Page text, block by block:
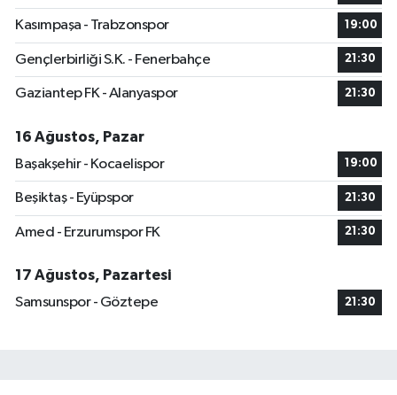
Kasımpaşa - Trabzonspor 19:00
Gençlerbirliği S.K. - Fenerbahçe 21:30
Gaziantep FK - Alanyaspor 21:30
16 Ağustos, Pazar
Başakşehir - Kocaelispor
19:00
Beşiktaş - Eyüpspor 21:30
Amed - Erzurumspor FK 21:30
17 Ağustos, Pazartesi
Samsunspor - Göztepe
21:30